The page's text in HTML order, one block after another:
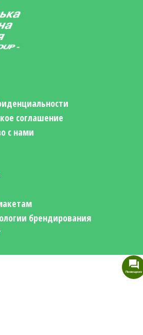
соглашение
с нами
брендирования
Помощник